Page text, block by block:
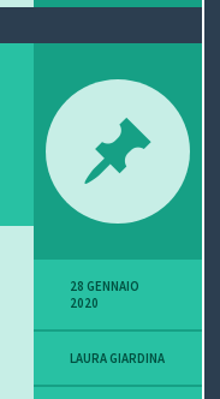
28 GENNAIO
2020
LAURA GIARDINA